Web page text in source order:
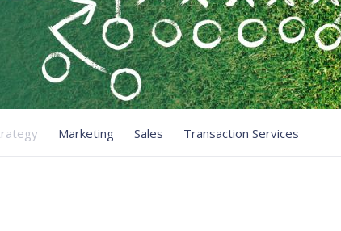
Marketing Sales Transaction Services